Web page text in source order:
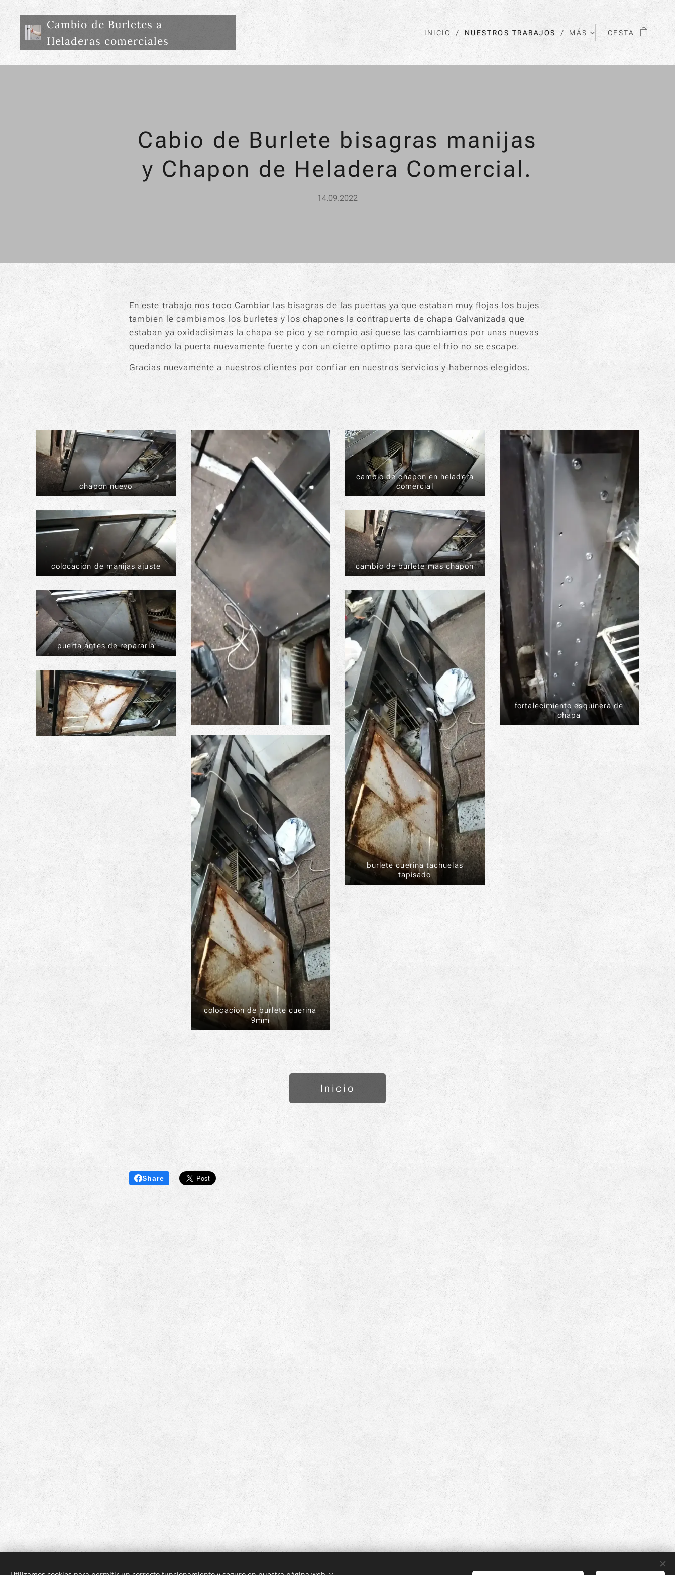
Cambio de Burletes a
Heladeras comerciales
INICIO NUESTROS TRABAJOS MÁS CESTA
Cabio de Burlete bisagras manijas
y Chapon de Heladera Comercial.
14.09.2022
En este trabajo nos toco Cambiar las bisagras de las puertas ya que estaban muy flojas los bujes
tambien le cambiamos los burletes y los chapones la contrapuerta de chapa Galvanizada que
estaban ya oxidadisimas la chapa se pico y se rompio asi quese las cambiamos por unas nuevas
quedando la puerta nuevamente fuerte y con un cierre optimo para que el frio no se escape.
Gracias nuevamente a nuestros clientes por confiar en nuestros servicios y habernos elegidos.
chapon nuevo
cambio de chapon en heladera
comercial
fortalecimiento esquinera de
chapa
colocacion de manijas ajuste cambio de burlete mas chapon
puerta antes de repararla
burlete cuerina tachuelas
tapisado
colocacion de burlete cuerina
9mm
Inicio
Share